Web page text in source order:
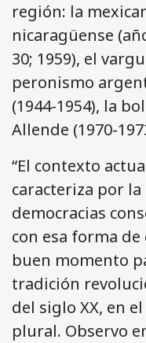
región: la
nicaragüense
30; 1959), el
peronismo
(1944-1954), la
Allende (1970-
“El contexto
caracteriza por
democracias
con esa forma
buen momento
tradición
del siglo XX, en
plural. Observo